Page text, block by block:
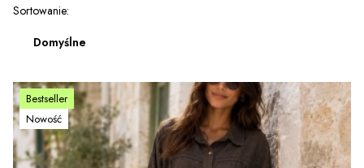
Lista produktów
Sortowanie:
Domyślne
Bestseller
Nowość